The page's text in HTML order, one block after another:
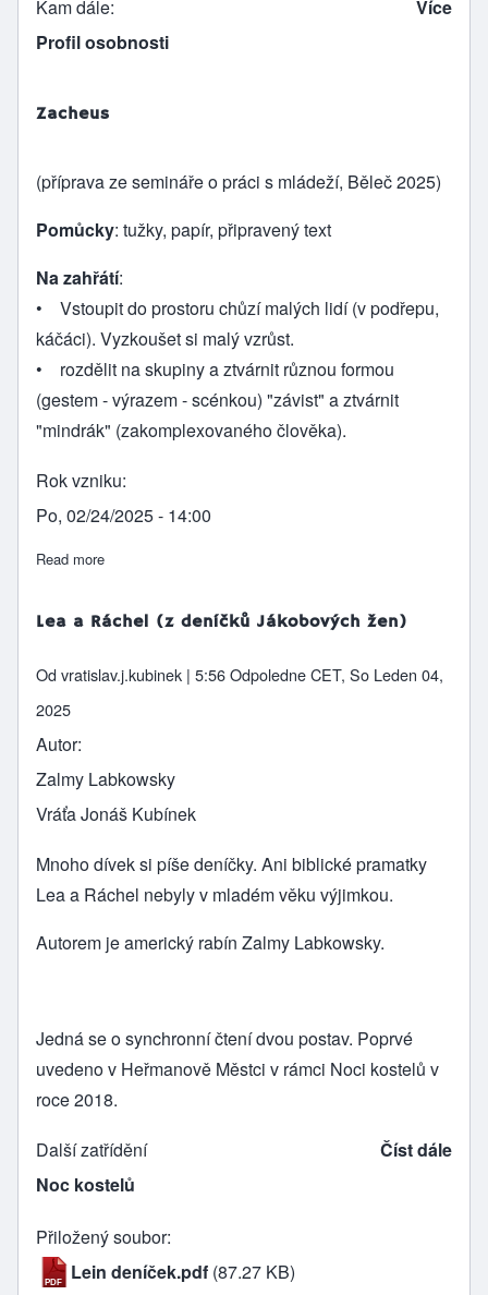
Více
Kam dále
Profil osobnosti
Zacheus
(příprava ze semináře o práci s mládeží, Běleč 2025)
Pomůcky: tužky, papír, připravený text
Na zahřátí:
• Vstoupit do prostoru chůzí malých lidí (v podřepu,
káčáci). Vyzkoušet si malý vzrůst.
• rozdělit na skupiny a ztvárnit různou formou
(gestem - výrazem - scénkou) "závist" a ztvárnit
"mindrák" (zakomplexovaného člověka).
Rok vzniku
Po, 02/24/2025 - 14:00
Read more
Lea a Ráchel (z deníčků Jákobových žen)
Od vratislav.j.kubinek | 5:56 Odpoledne CET, So Leden 04,
2025
Autor
Zalmy Labkowsky
Vráťa Jonáš Kubínek
Mnoho dívek si píše deníčky. Ani biblické pramatky
Lea a Ráchel nebyly v mladém věku výjimkou.
Autorem je americký rabín Zalmy Labkowsky.
Jedná se o synchronní čtení dvou postav. Poprvé
uvedeno v Heřmanově Městci v rámci Noci kostelů v
roce 2018.
Číst dále
Další zatřídění
Noc kostelů
Přiložený soubor
Lein deníček.pdf (87.27 KB)